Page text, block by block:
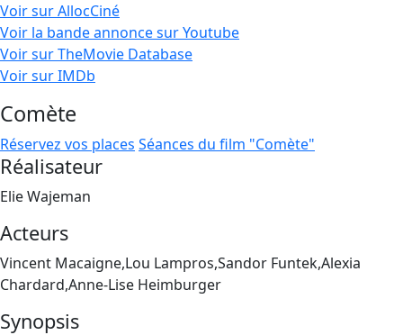
Voir sur AllocCiné
Voir la bande annonce sur Youtube
Voir sur TheMovie Database
Voir sur IMDb
Comète
Réservez vos places Séances du film "Comète"
Réalisateur
Elie Wajeman
Acteurs
Vincent Macaigne,Lou Lampros,Sandor Funtek,Alexia
Chardard,Anne-Lise Heimburger
Synopsis